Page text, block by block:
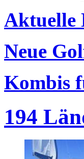
Aktuelle
Neue
Kombis
194